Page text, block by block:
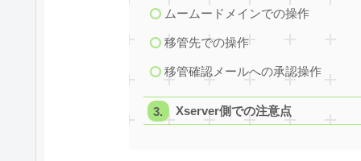
ムームードメインでの操作
移管先での操作
移管確認メールへの承認操作
Xserver側での注意点